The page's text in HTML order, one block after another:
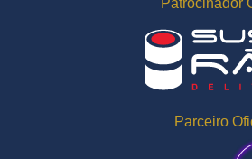
Parceiro